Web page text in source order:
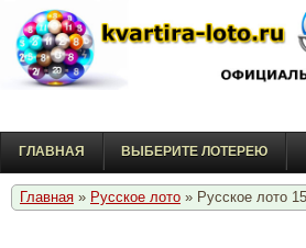
ГЛАВНАЯ ВЫБЕРИТЕ ЛОТЕРЕЮ
Главная » Русское лото » Русское лото